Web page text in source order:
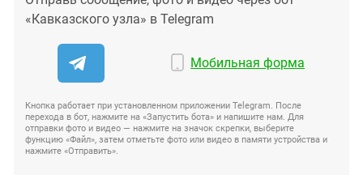
«Кавказского узла» в Telegram
Мобильная форма
Кнопка работает при установленном приложении Telegram. После
перехода в бот, нажмите на «Запустить бота» и напишите нам. Для
отправки фото и видео — нажмите на значок скрепки, выберите
функцию «Файл», затем отметьте фото или видео в памяти устройства и
нажмите «Отправить».